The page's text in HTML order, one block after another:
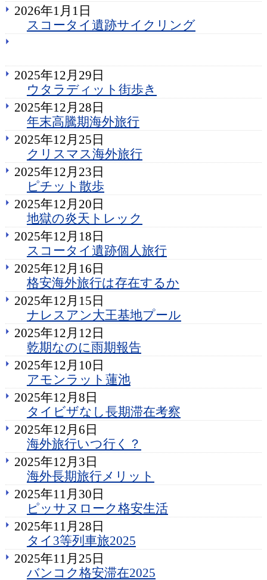
2026年1月1日
スコータイ遺跡サイクリング
2025年12月29日
ウタラディット街歩き
2025年12月28日
年末高騰期海外旅行
2025年12月25日
クリスマス海外旅行
2025年12月23日
ピチット散歩
2025年12月20日
地獄の炎天トレック
2025年12月18日
スコータイ遺跡個人旅行
2025年12月16日
格安海外旅行は存在するか
2025年12月15日
ナレスアン大王基地プール
2025年12月12日
乾期なのに雨期報告
2025年12月10日
アモンラット蓮池
2025年12月8日
タイビザなし長期滞在考察
2025年12月6日
海外旅行いつ行く？
2025年12月3日
海外長期旅行メリット
2025年11月30日
ピッサヌローク格安生活
2025年11月28日
タイ3等列車旅2025
2025年11月25日
バンコク格安滞在2025